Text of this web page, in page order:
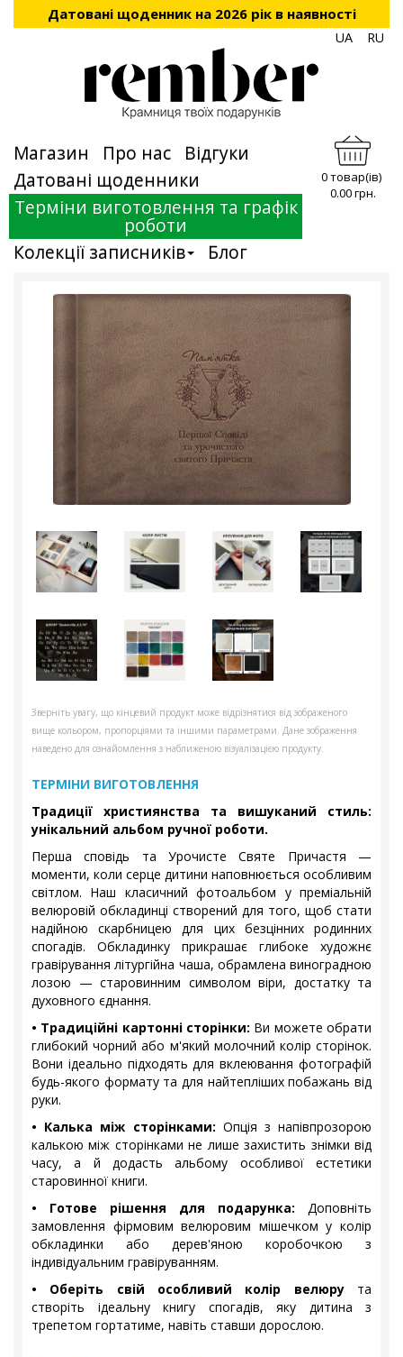
Датовані щоденник на 2026 рік в наявності
UA RU
Магазин Про нас
Відгуки
Датовані щоденники
Терміни виготовлення та графік
роботи
Колекції записників
Блог
0 товар(ів)
0.00 грн.
Зверніть увагу, що кінцевий продукт може відрізнятися від зображеного
вище кольором, пропорціями та іншими параметрами. Дане зображення
наведено для ознайомлення з наближеною візуалізацією продукту.
ТЕРМІНИ ВИГОТОВЛЕННЯ
Традиції християнства та вишуканий стиль:
унікальний альбом ручної роботи.
Перша сповідь та Урочисте Святе Причастя —
моменти, коли серце дитини наповнюється особливим
світлом. Наш класичний фотоальбом у преміальній
велюровій обкладинці створений для того, щоб стати
надійною скарбницею для цих безцінних родинних
спогадів. Обкладинку прикрашає глибоке художнє
гравірування літургійна чаша, обрамлена виноградною
лозою — старовинним символом віри, достатку та
духовного єднання.
• Традиційні картонні сторінки: Ви можете обрати
глибокий чорний або м'який молочний колір сторінок.
Вони ідеально підходять для вклеювання фотографій
будь-якого формату та для найтепліших побажань від
руки.
• Калька між сторінками: Опція з напівпрозорою
калькою між сторінками не лише захистить знімки від
часу, а й додасть альбому особливої естетики
старовинної книги.
• Готове рішення для подарунка: Доповніть
замовлення фірмовим велюровим мішечком у колір
обкладинки або дерев'яною коробочкою з
індивідуальним гравіруванням.
• Оберіть свій особливий колір велюрута
створіть ідеальну книгу спогадів, яку дитина з
трепетом гортатиме, навіть ставши дорослою.